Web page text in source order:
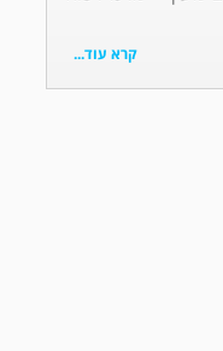
קרא עוד...